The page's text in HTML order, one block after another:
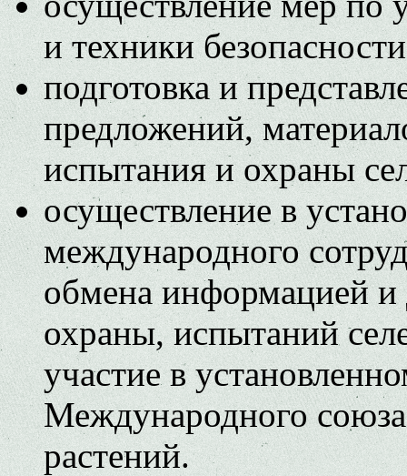
и техники
подготовка и
предложений,
испытания и охраны
осуществление в
международного
обмена информацией и
охраны, испытаний
участие в
Международного
растений.